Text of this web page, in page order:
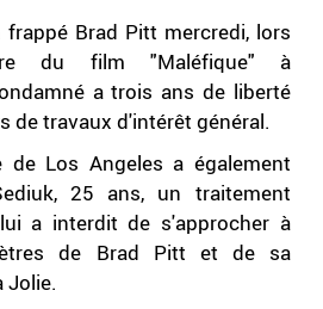
Brad Pitt mercredi, lors
du film "Maléfique" à
a trois ans de liberté
de travaux d'intérêt général.
de Los Angeles a également
25 ans, un traitement
a interdit de s'approcher à
de Brad Pitt et de sa
Jolie.